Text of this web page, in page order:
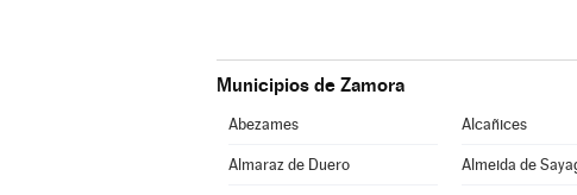
Municipios de Zamora
Abezames Alcañices
Almaraz de Duero Almeida de